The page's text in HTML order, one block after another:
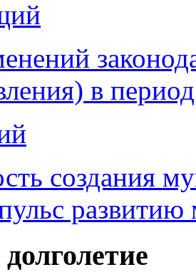
в
создания
развитию